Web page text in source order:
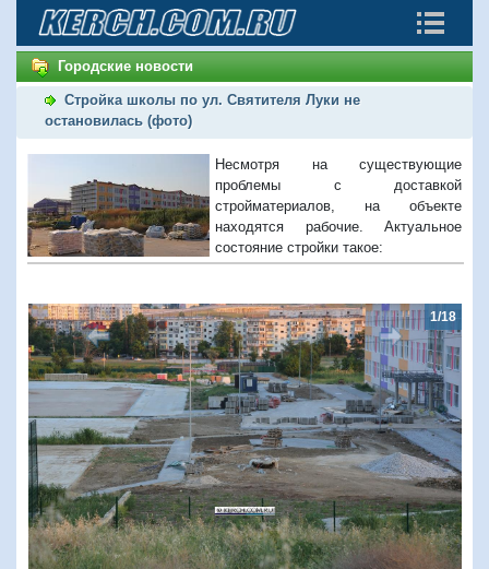
Городские новости
Стройка школы по ул. Святителя Луки не
остановилась (фото)
Несмотря на существующие
проблемы с доставкой
стройматериалов, на объекте
находятся рабочие. Актуальное
состояние стройки такое:
1/18
Предыдущий